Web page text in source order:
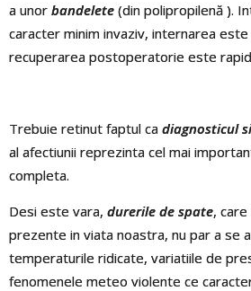
a unor bandelete (din polipropilenă ).
caracter minim invaziv, internarea
recuperarea postoperatorie este
Trebuie retinut faptul ca diagnosticul
al afectiunii reprezinta cel mai
completa.
Desi este vara, durerile de spate,
prezente in viata noastra, nu par a se
temperaturile ridicate, variatiile de
fenomenele meteo violente ce